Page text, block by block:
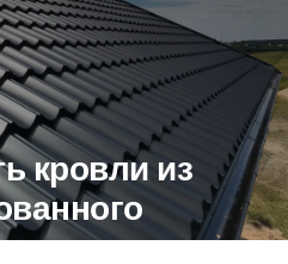
кровли из
что влияет